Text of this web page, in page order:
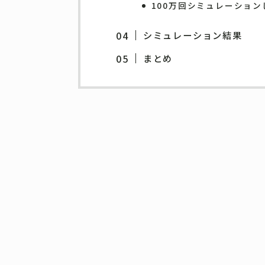
100万回シミュレーション
シミュレーション結果
まとめ